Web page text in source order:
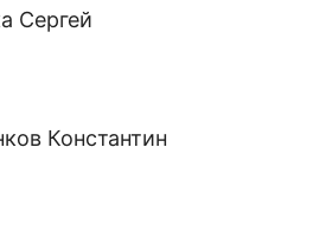
Сергей
Константин